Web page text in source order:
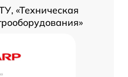
«Техническая